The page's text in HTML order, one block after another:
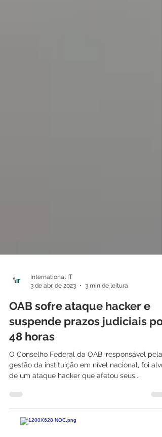
International IT
3 de abr. de 2023
3 min de leitura
OAB sofre ataque hacker e
suspende prazos judiciais por
48 horas
O Conselho Federal da OAB, responsável pela